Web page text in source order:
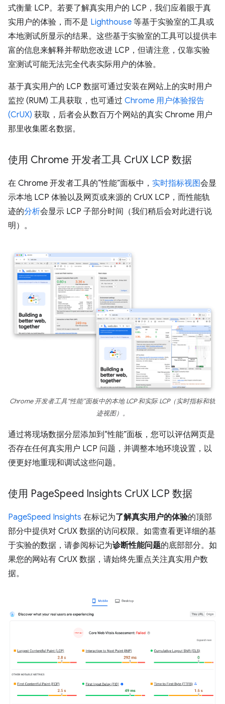
式衡量 LCP。若要了解真实用户的 LCP，我们应着眼于真
实用户的体验，而不是 Lighthouse 等基于实验室的工具或
本地测试所显示的结果。这些基于实验室的工具可以提供丰
富的信息来解释并帮助您改进 LCP，但请注意，仅靠实验
室测试可能无法完全代表实际用户的体验。
基于真实用户的 LCP 数据可通过安装在网站上的实时用户
监控 (RUM) 工具获取，也可通过 Chrome 用户体验报告
(CrUX) 获取，后者会从数百万个网站的真实 Chrome 用户
那里收集匿名数据。
使用 Chrome 开发者工具 CrUX LCP 数据
在 Chrome 开发者工具的“性能”面板中， 实时指标视图会显
示本地 LCP 体验以及网页或来源的 CrUX LCP，而性能轨
迹的分析会显示 LCP 子部分时间（我们稍后会对此进行说
明）。
Chrome 开发者工具“性能”面板中的本地 LCP 和实际 LCP（实时指标和轨
迹视图）。
通过将现场数据分层添加到“性能”面板，您可以评估网页是
否存在任何真实用户 LCP 问题，并调整本地环境设置，以
便更好地重现和调试这些问题。
使用 PageSpeed Insights CrUX LCP 数据
PageSpeed Insights 在标记为了解真实用户的体验的顶部
部分中提供对 CrUX 数据的访问权限。如需查看更详细的基
于实验的数据，请参阅标记为诊断性能问题的底部部分。如
果您的网站有 CrUX 数据，请始终先重点关注真实用户数
据。